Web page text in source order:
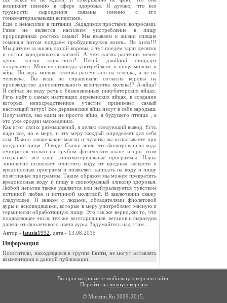
возникнет именно в сфере здоровья. Я думаю, что все
трудности сыроедения связаны именно с его
тонкоматериальными аспектами.
Ещё о ненасилии в питании .Зададимся простыми вопросами.
Разве не является насилием употребление в пищу
пророщенных ростков семян? Мы взываем к жизни спящие
семена,а потом поедаем пробудившуюся жизнь. Не хило!!!
Мы ратуем за жизнь одной коровы, а тут поедем зараз десятки
и сотни зародившихся жизней. А чем жизнь растения менее
ценна жизни животного? Некий двойной стандарт
получается. Многие сыроеды употребляют в пищу молоко и
яйца. Но ведь молоко телёнка рассчитано на телёнка, а не на
человека. Вы ведь не спрашивали согласия коровы на
производство дополнительного количества молока!? А-яйца?
Я сейчас не веду речь о безжизненных инкубаторских яйцах.
Речь идёт о самых настоящих деревенских яйцах, в создании
которых непосредственное участие принимает самый
настоящий петух! Все деревенские яйца несут в себе зародыш.
Получается, мы едим не просто яйцо, а будущего птенца , а
это уже сродни мясоедению.
Как итог своих размышлений, я делаю следующий вывод. Есть
надо всё, но в меру, и эту меру каждый определяет для себя
сам. Важно также какие мысли и чувства вы испытываете при
поедании пищи . О воде. Скажу лишь, что фильтрованная вода
очищается только на грубом физическом плане и при этом
сохраняет все свои тонкоматериальные программы. Наука
эниология позволяет очистить воду от вредных веществ и
вредоносных программ и позволяет записать на воду и пищу
позитивные программы. Таким образом мы можем превратить
вредоносные воду и пищу в своеобразный эликсир здоровья.
Любой негатив также удаляется или нейтрализуется чувством
истинной любви и истинной молитвой. В заключении скажу
следующее. Я знаком с людьми, обладателями фиолетовой
ауры и ясновидящими, которые в меру употребляют мясную и
термически обработанную пищу. Это так же верно,как то, что
подавляющее число тех же вегетарианцев, веганов и сыроедов
далеки от фиолетового цвета ауры. Задумайтесь над этим…
Автор - jatusia1992 , дата - 13.08.2015
Информация
Посетители, находящиеся в группе Гости, не могут оставлять
комментарии к данной публикации.
Вы просматриваете мобильную версию сайта.
Перейти на полную версию
© Murzim.Ru 2009-2015.